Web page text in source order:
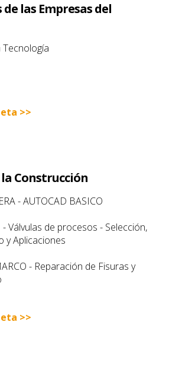
las Empresas del
Tecnología
>>
Construcción
- AUTOCAD BASICO
Válvulas de procesos - Selección,
y Aplicaciones
- Reparación de Fisuras y
>>